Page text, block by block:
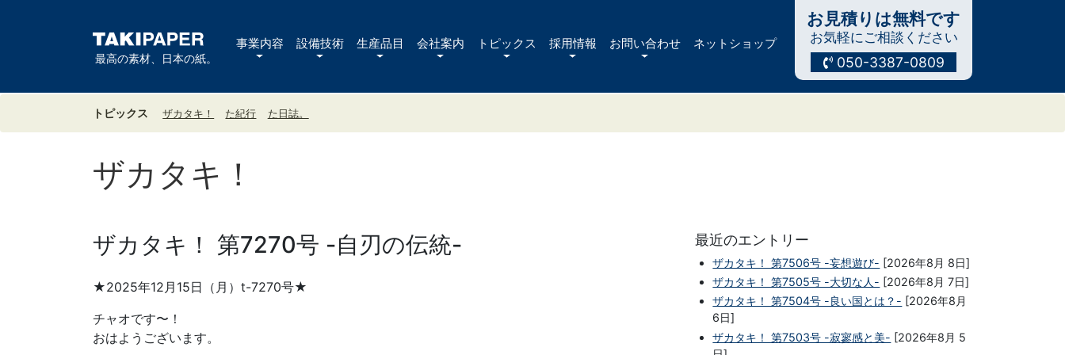
最高の素材、日本の紙。
事業内容 設備技術 生産品目 会社案内 トピックス 採用情報 お問い合わせ ネットショップ
お見積りは無料です
お気軽にご相談ください
050-3387-0809
トピックス ザカタキ！ た紀行 た日誌。
ザカタキ！
ザカタキ！ 第7270号 -自刃の伝統-
★2025年12月15日（月）t-7270号★
チャオです〜！
おはようございます。
最近のエントリー
ザカタキ！ 第7506号 -妄想遊び- [2026年8月 8日]
ザカタキ！ 第7505号 -大切な人- [2026年8月 7日]
ザカタキ！ 第7504号 -良い国とは？- [2026年8月
6日]
ザカタキ！ 第7503号 -寂寥感と美- [2026年8月 5